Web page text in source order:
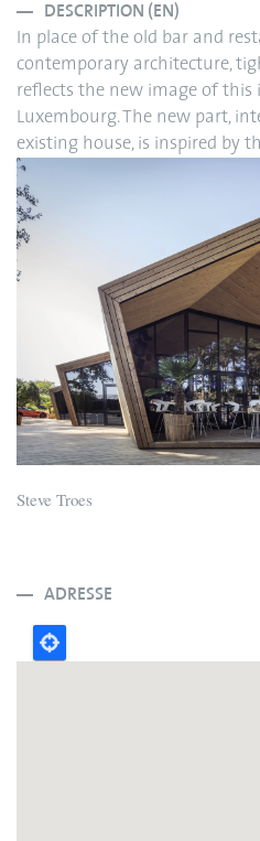
DESCRIPTION (EN)
In place of the old bar and
contemporary architecture,
reflects the new image of this
Luxembourg. The new part,
existing house, is inspired by
Steve Troes
ADRESSE